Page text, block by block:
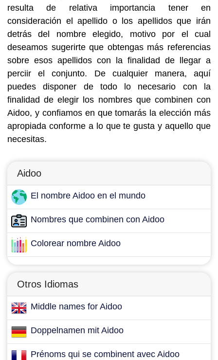
resulta de relativa importancia tener en
consideración el apellido o los apellidos que irán
detrás del nombre elegido, motivo por el cual
deseamos sugerirte que obtengas más referencias
sobre esos apellidos con la finalidad de llegar a
perciir el conjunto. De cualquier manera, aquí
puedes disponer de todo lo necesario con la
finalidad de elegir los nombres que combinen con
Aidoo, y confiamos en que tomarás la elección más
apropiada conforme a lo que te gusta y aquello que
necesitas.
Aidoo
El nombre Aidoo en el mundo
Nombres que combinen con Aidoo
Colorear nombre Aidoo
Otros Idiomas
Middle names for Aidoo
Doppelnamen mit Aidoo
Prénoms qui se combinent avec Aidoo